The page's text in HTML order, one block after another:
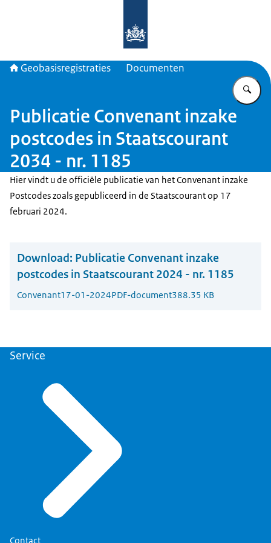
Geobasisregistraties Documenten
Publicatie Convenant inzake
postcodes in Staatscourant
2034 - nr. 1185
Hier vindt u de officiële publicatie van het Convenant inzake
Postcodes zoals gepubliceerd in de Staatscourant op 17
februari 2024.
Download: Publicatie Convenant inzake
postcodes in Staatscourant 2024 - nr. 1185
Convenant17-01-2024PDF-document388.35 KB
Service
Contact